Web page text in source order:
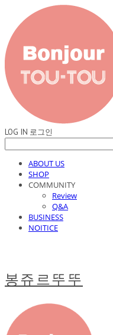
LOG IN 로그인
ABOUT US
SHOP
COMMUNITY
Review
Q&A
BUSINESS
NOITICE
봉쥬르뚜뚜